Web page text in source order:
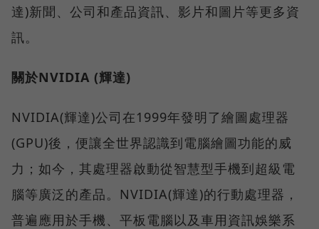
達)新聞、公司和產品資訊、影片和圖片等更多資
訊。
關於NVIDIA (輝達)
NVIDIA(輝達)公司在1999年發明了繪圖處理器
(GPU)後，便讓全世界認識到電腦繪圖功能的威
力；如今，其處理器啟動從智慧型手機到超級電
腦等廣泛的產品。NVIDIA(輝達)的行動處理器，
普遍應用於手機、平板電腦以及車用資訊娛樂系